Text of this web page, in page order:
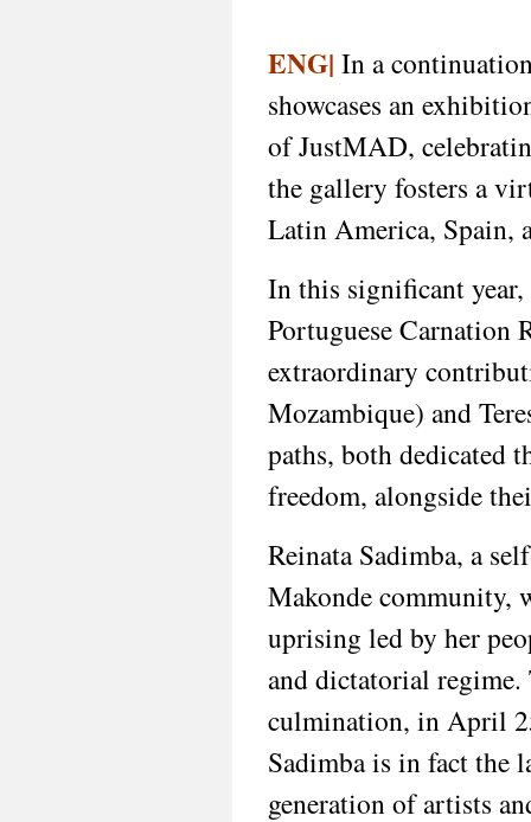
ENG| In a
showcases an
of JustMAD,
the gallery fosters a
Latin America, Spain,
In this significant
Portuguese Carnation
extraordinary
Mozambique) and
paths, both dedicated
freedom, alongside
Reinata Sadimba, a
Makonde community,
uprising led by her
and dictatorial regime.
culmination, in April
Sadimba is in fact the
generation of artists